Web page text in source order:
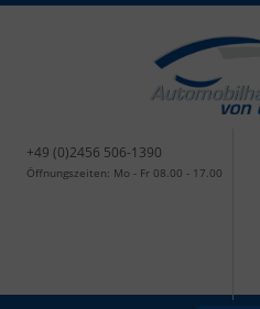
+49 (0)2456 506-1390
Öffnungszeiten: Mo - Fr 08.00 - 17.00